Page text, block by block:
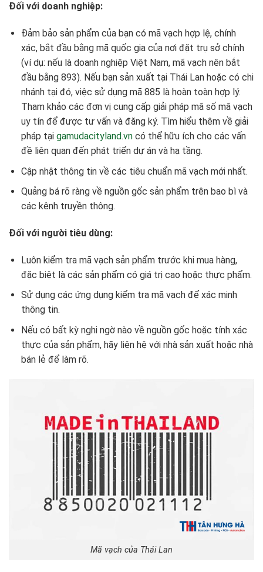
Đối với doanh nghiệp:
Đảm bảo sản phẩm của bạn có mã vạch hợp lệ, chính
xác, bắt đầu bằng mã quốc gia của nơi đặt trụ sở chính
(ví dụ: nếu là doanh nghiệp Việt Nam, mã vạch nên bắt
đầu bằng 893). Nếu bạn sản xuất tại Thái Lan hoặc có chi
nhánh tại đó, việc sử dụng mã 885 là hoàn toàn hợp lý.
Tham khảo các đơn vị cung cấp giải pháp mã số mã vạch
uy tín để được tư vấn và đăng ký. Tìm hiểu thêm về giải
pháp tại gamudacityland.vncó thể hữu ích cho các vấn
đề liên quan đến phát triển dự án và hạ tầng.
Cập nhật thông tin về các tiêu chuẩn mã vạch mới nhất.
Quảng bá rõ ràng về nguồn gốc sản phẩm trên bao bì và
các kênh truyền thông.
Đối với người tiêu dùng:
Luôn kiểm tra mã vạch sản phẩm trước khi mua hàng,
đặc biệt là các sản phẩm có giá trị cao hoặc thực phẩm.
Sử dụng các ứng dụng kiểm tra mã vạch để xác minh
thông tin.
Nếu có bất kỳ nghi ngờ nào về nguồn gốc hoặc tính xác
thực của sản phẩm, hãy liên hệ với nhà sản xuất hoặc nhà
bán lẻ để làm rõ.
Mã vạch của Thái Lan